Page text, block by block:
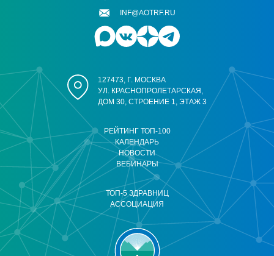
РЕЙТИНГ ТОП-100
КАЛЕНДАРЬ
НОВОСТИ
ВЕБИНАРЫ
ТОП-5 ЗДРАВНИЦ
АССОЦИАЦИЯ
127473, Г. МОСКВА
УЛ. КРАСНОПРОЛЕТАРСКАЯ,
ДОМ 30, СТРОЕНИЕ 1, ЭТАЖ 3
INF@AOTRF.RU